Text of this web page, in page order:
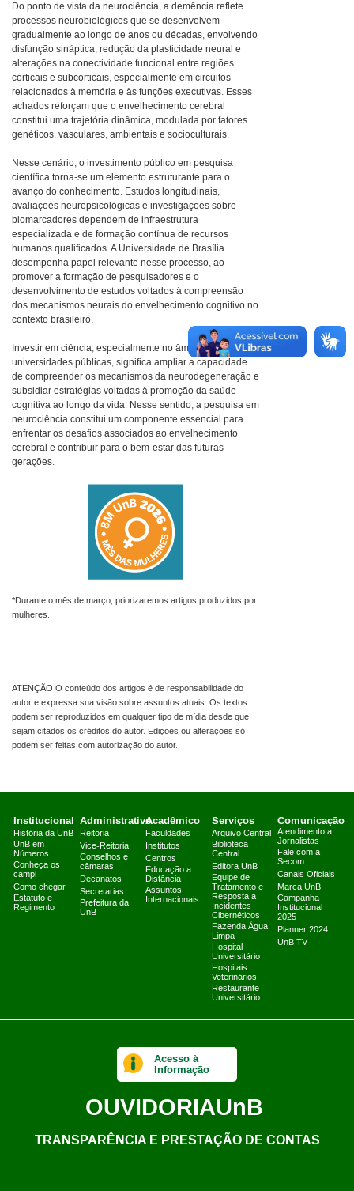
Do ponto de vista da neurociência, a demência reflete
processos neurobiológicos que se desenvolvem
gradualmente ao longo de anos ou décadas, envolvendo
disfunção sináptica, redução da plasticidade neural e
alterações na conectividade funcional entre regiões
corticais e subcorticais, especialmente em circuitos
relacionados à memória e às funções executivas. Esses
achados reforçam que o envelhecimento cerebral
constitui uma trajetória dinâmica, modulada por fatores
genéticos, vasculares, ambientais e socioculturais.
Nesse cenário, o investimento público em pesquisa
científica torna-se um elemento estruturante para o
avanço do conhecimento. Estudos longitudinais,
avaliações neuropsicológicas e investigações sobre
biomarcadores dependem de infraestrutura
especializada e de formação contínua de recursos
humanos qualificados. A Universidade de Brasília
desempenha papel relevante nesse processo, ao
promover a formação de pesquisadores e o
desenvolvimento de estudos voltados à compreensão
dos mecanismos neurais do envelhecimento cognitivo no
contexto brasileiro.
Investir em ciência, especialmente no âmbito das
universidades públicas, significa ampliar a capacidade
de compreender os mecanismos da neurodegeneração e
subsidiar estratégias voltadas à promoção da saúde
cognitiva ao longo da vida. Nesse sentido, a pesquisa em
neurociência constitui um componente essencial para
enfrentar os desafios associados ao envelhecimento
cerebral e contribuir para o bem-estar das futuras
gerações.
*Durante o mês de março, priorizaremos artigos produzidos por
mulheres.
ATENÇÃO O conteúdo dos artigos é de responsabilidade do
autor e expressa sua visão sobre assuntos atuais. Os textos
podem ser reproduzidos em qualquer tipo de mídia desde que
sejam citados os créditos do autor. Edições ou alterações só
podem ser feitas com autorização do autor.
Institucional
História da UnB
UnB em
Números
Conheça os
campi
Como chegar
Estatuto e
Regimento
Administrativo
Reitoria
Vice-Reitoria
Conselhos e
câmaras
Decanatos
Secretarias
Prefeitura da
UnB
Acadêmico
Faculdades
Institutos
Centros
Educação a
Distância
Assuntos
Internacionais
Serviços
Arquivo Central
Biblioteca
Central
Editora UnB
Equipe de
Tratamento e
Resposta a
Incidentes
Cibernéticos
Fazenda Água
Limpa
Hospital
Universitário
Hospitais
Veterinários
Restaurante
Universitário
Comunicação
Atendimento a
Jornalistas
Fale com a
Secom
Canais Oficiais
Marca UnB
Campanha
Institucional
2025
Planner 2024
UnB TV
Acesso à
Informação
OUVIDORIAUnB
TRANSPARÊNCIA E PRESTAÇÃO DE CONTAS